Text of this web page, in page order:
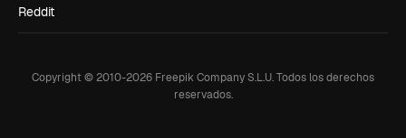
Reddit
Copyright © 2010-2026 Freepik Company S.L.U.Todos los derechos
reservados.